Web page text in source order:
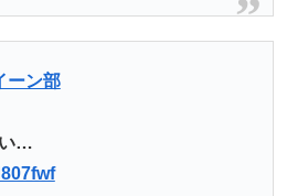
ーン部
い…